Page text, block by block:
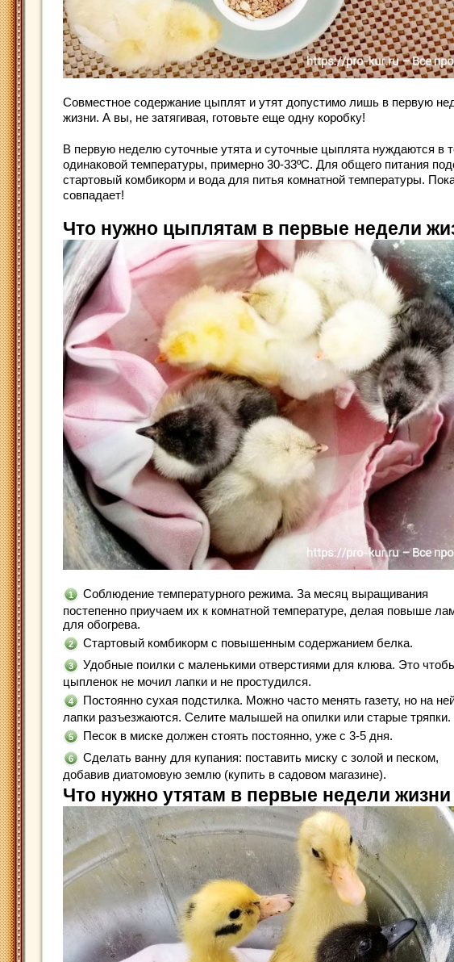
Совместное содержание цыплят и утят допустимо лишь в первую
жизни. А вы, не затягивая, готовьте еще одну коробку!
В первую неделю суточные утята и суточные цыплята нуждаются в
одинаковой температуры, примерно 30-33ºС. Для общего питания
стартовый комбикорм и вода для питья комнатной температуры.
совпадает!
Что нужно цыплятам в первые недели
Соблюдение температурного режима. За месяц выращивания
постепенно приучаем их к комнатной температуре, делая повыше
для обогрева.
Стартовый комбикорм с повышенным содержанием белка.
Удобные поилки с маленькими отверстиями для клюва. Это
цыпленок не мочил лапки и не простудился.
Постоянно сухая подстилка. Можно часто менять газету, но на
лапки разъезжаются. Селите малышей на опилки или старые тряпки.
Песок в миске должен стоять постоянно, уже с 3-5 дня.
Сделать ванну для купания: поставить миску с золой и песком,
добавив диатомовую землю (купить в садовом магазине).
Что нужно утятам в первые недели жизни